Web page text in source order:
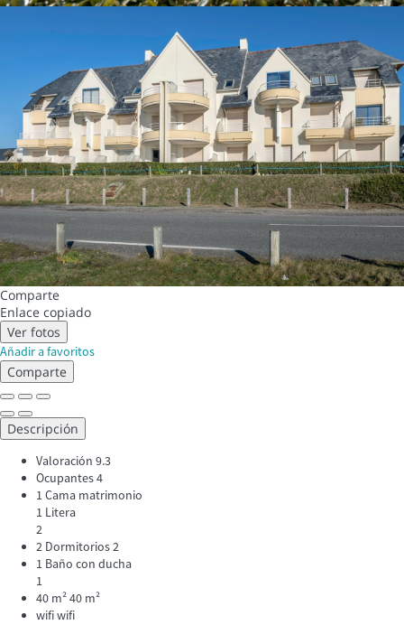
Comparte
Enlace copiado
Ver fotos
Añadir a favoritos
Comparte
Descripción
Valoración 9.3
Ocupantes4
1 Cama matrimonio
1 Litera
2
2 Dormitorios2
1 Baño con ducha
1
40 m²40 m²
wifiwifi